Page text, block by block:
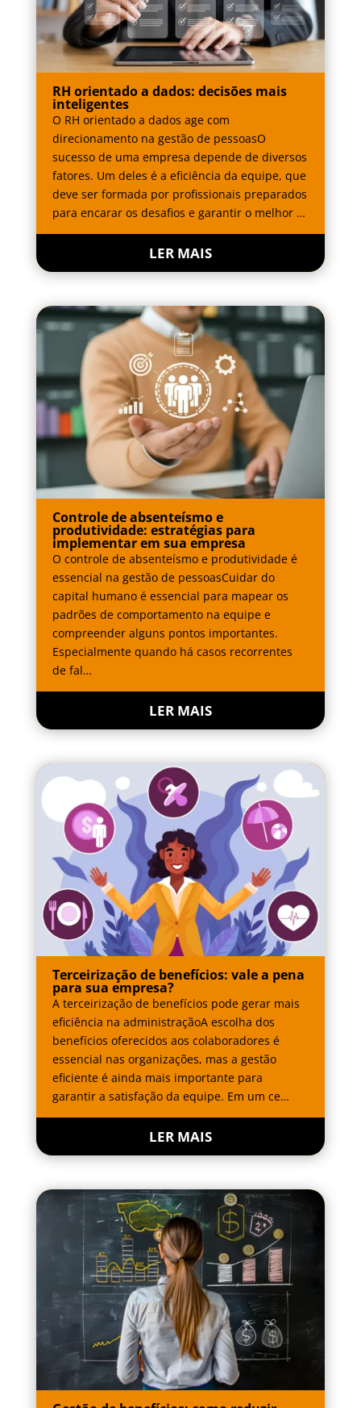
RH orientado a dados: decisões mais
inteligentes
O RH orientado a dados age com
direcionamento na gestão de pessoasO
sucesso de uma empresa depende de diversos
fatores. Um deles é a eficiência da equipe, que
deve ser formada por profissionais preparados
para encarar os desafios e garantir o melhor …
LER MAIS
Controle de absenteísmo e
produtividade: estratégias para
implementar em sua empresa
O controle de absenteísmo e produtividade é
essencial na gestão de pessoasCuidar do
capital humano é essencial para mapear os
padrões de comportamento na equipe e
compreender alguns pontos importantes.
Especialmente quando há casos recorrentes
de fal…
LER MAIS
Terceirização de benefícios: vale a pena
para sua empresa?
A terceirização de benefícios pode gerar mais
eficiência na administraçãoA escolha dos
benefícios oferecidos aos colaboradores é
essencial nas organizações, mas a gestão
eficiente é ainda mais importante para
garantir a satisfação da equipe. Em um ce…
LER MAIS